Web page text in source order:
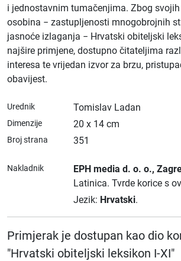
i jednostavnim tumačenjima. Zbog
osobina − zastupljenosti mnogobrojnih
jasnoće izlaganja − Hrvatski obiteljski
najšire primjene, dostupno čitateljima
interesa te vrijedan izvor za brzu,
obavijest.
Urednik Tomislav Ladan
Dimenzije 20 x 14 cm
Broj strana 351
Nakladnik EPH media d. o. o.,
Latinica. Tvrde korice s
Jezik: Hrvatski.
Primjerak je dostupan kao dio
"Hrvatski obiteljski leksikon I-XI"